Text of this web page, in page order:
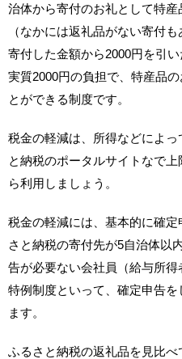
治体から寄付のお礼として特
（なかには返礼品がない寄付も
寄付した金額から2000円を引
実質2000円の負担で、特産品
とができる制度です。
税金の軽減は、所得などによ
と納税のポータルサイトなで
ら利用しましょう。
税金の軽減には、基本的に確
さと納税の寄付先が5自治体以
告が必要ない会社員（給与所
特例制度といって、確定申告
ます。
ふるさと納税の返礼品を見比